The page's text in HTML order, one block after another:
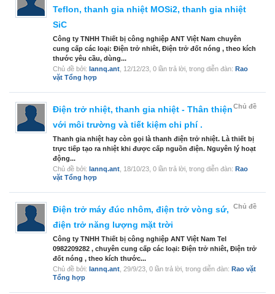
Teflon, thanh gia nhiệt MOSi2, thanh gia nhiệt
SiC
Công ty TNHH Thiết bị công nghiệp ANT Việt Nam chuyên
cung cấp các loại: Điện trở nhiêt, Điện trở đốt nóng , theo kích
thước yêu cầu, dùng...
Chủ đề bởi: lannq.ant 12/12/23 , 0 lần trả lời, trong diễn đàn: Rao
vặt Tổng hợp
Chủ đề
Điện trở nhiệt, thanh gia nhiệt - Thân thiện
với môi trường và tiết kiệm chi phí .
Thanh gia nhiệt hay còn gọi là thanh điện trở nhiệt. Là thiết bị
trực tiếp tạo ra nhiệt khi được cấp nguồn điện. Nguyên lý hoạt
động...
Chủ đề bởi: lannq.ant 18/10/23 , 0 lần trả lời, trong diễn đàn: Rao
vặt Tổng hợp
Chủ đề
Điện trở máy đúc nhôm, điện trở vòng sứ,
điện trở năng lượng mặt trời
Công ty TNHH Thiết bị công nghiệp ANT Việt Nam Tel
0982209282 , chuyên cung cấp các loại: Điện trở nhiêt, Điện trở
đốt nóng , theo kích thước...
Chủ đề bởi: lannq.ant 29/9/23 , 0 lần trả lời, trong diễn đàn: Rao vặt
Tổng hợp